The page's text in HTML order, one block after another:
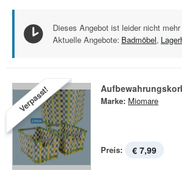
Dieses Angebot ist leider nicht mehr
Aktuelle Angebote: Badmöbel,
Verpasst! Marke: Miomare
Preis: € 7,99